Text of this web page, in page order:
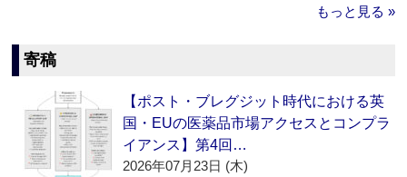
もっと見る »
寄稿
【ポスト・ブレグジット時代における英
国・EUの医薬品市場アクセスとコンプラ
イアンス】第4回…
2026年07月23日 (木)